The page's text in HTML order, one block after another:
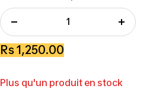
la
quantité
Prix
vente
Rs 1,250.00
Plus qu'un produit en stock